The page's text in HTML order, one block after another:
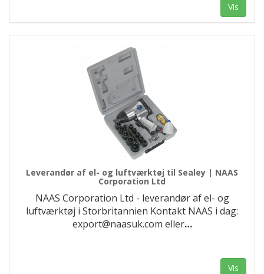
Vis
Leverandør af el- og luftværktøj til Sealey | NAAS
Corporation Ltd
NAAS Corporation Ltd - leverandør af el- og
luftværktøj i Storbritannien Kontakt NAAS i dag:
export@naasuk.com eller…
Vis